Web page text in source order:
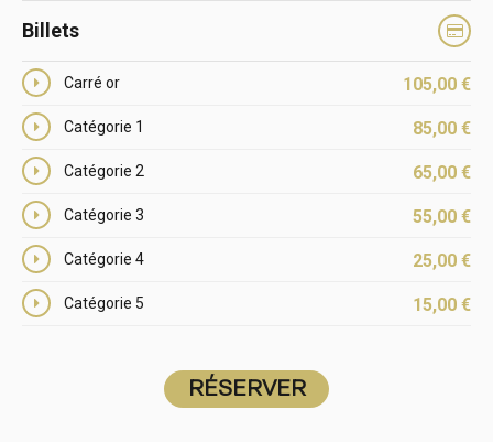
Billets
Carré or 105,00 €
Catégorie 1 85,00 €
Catégorie 2 65,00 €
Catégorie 3 55,00 €
Catégorie 4 25,00 €
Catégorie 5 15,00 €
RÉSERVER